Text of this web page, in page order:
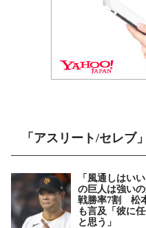
「アスリート/セレブ
「風通しはい
の巨人は強い
戦勝率7割 松
も言及「彼に
と思う」